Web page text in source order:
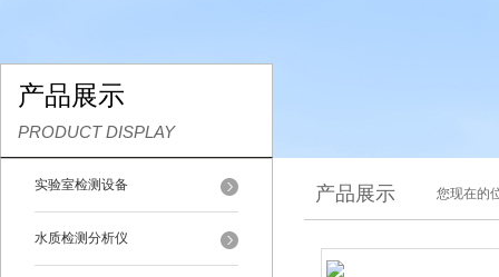
产品展示
PRODUCT DISPLAY
实验室检测设备
水质检测分析仪
产品展示 您现在的